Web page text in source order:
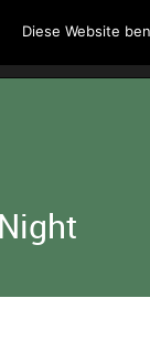
Der Verein
Diese Website